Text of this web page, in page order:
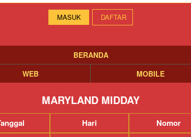
DAFTAR
BERANDA
WEB
MOBILE
MARYLAND MIDDAY
Hari Nomor